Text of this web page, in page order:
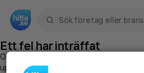
Ett fel har inträffat
Om du vill kan du
uppstod så att vi lättare och snabbare